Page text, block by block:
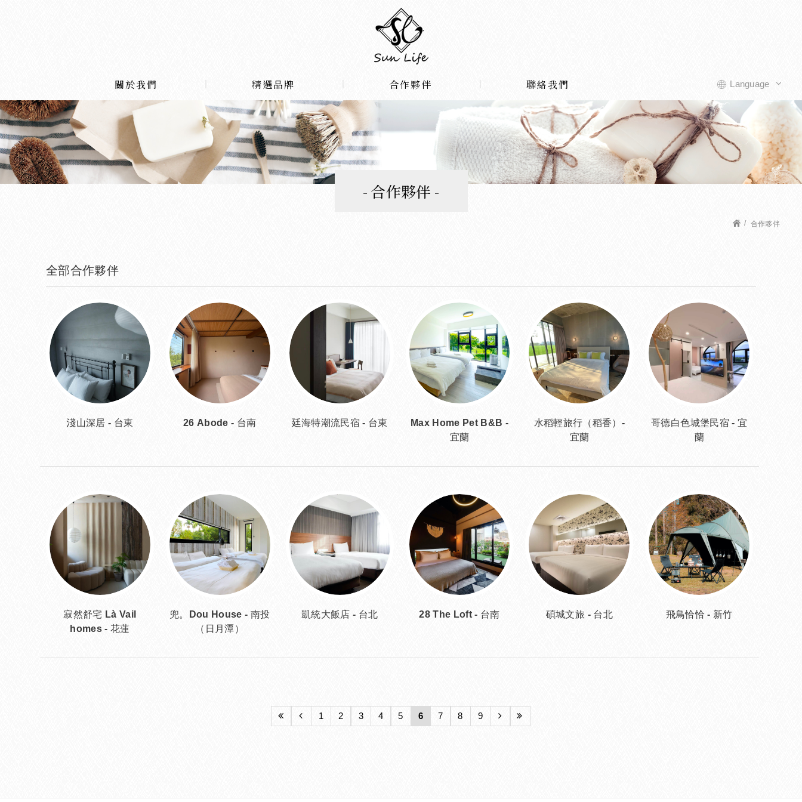
Language
關於我們 精選品牌 合作夥伴 聯絡我們
合作夥伴
合作夥伴
全部合作夥伴
淺山深居 - 台東 26 Abode - 台南 廷海特潮流民宿 - 台東
Max Home Pet B&B -
宜蘭
水稻輕旅行（稻香）-
宜蘭
哥德白色城堡民宿 - 宜
蘭
寂然舒宅 Là Vail
homes - 花蓮
兜。Dou House - 南投
（日月潭）
凱統大飯店 - 台北 28 The Loft - 台南 碩城文旅 - 台北 飛鳥恰恰 - 新竹
1 2 3 4 5 6 7 8 9